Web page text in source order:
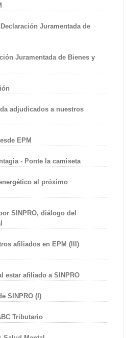
Juramentada de
Juramentada de Bienes y
adjudicados a nuestros
EPM
- Ponte la camiseta
al próximo
SINPRO, diálogo del
afiliados en EPM (III)
estar afiliado a SINPRO
SINPRO (I)
Tributario